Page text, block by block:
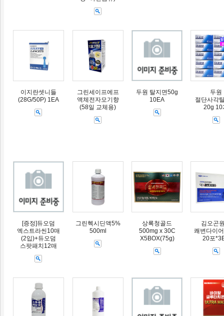
이지란셋니들
(28G/50P) 1EA
그린세이프에프
액체전자모기향
(58일 교체용)
두원 탈지면50g
10EA
두원
절단사각
20g 10
[증정]듀오덤
엑스트라씬10매
(2입)+듀오덤
스팟패치12매
그린헥시딘액5%
500ml
상록청골드
500mg x 30C
X5BOX(75g)
김오곤
쾌변다이
20포